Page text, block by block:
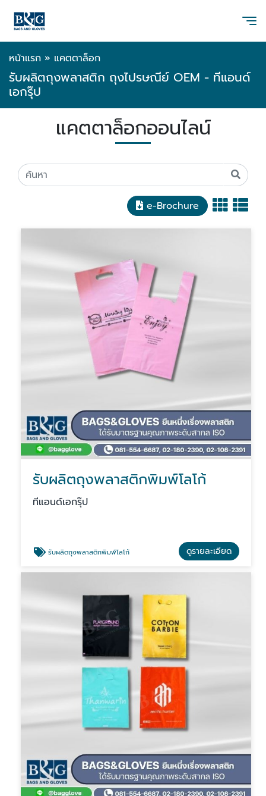
หน้าแรก » แคตตาล็อก
รับผลิตถุงพลาสติก ถุงไปรษณีย์ OEM - ทีแอนด์
เอกรุ๊ป
แคตตาล็อกออนไลน์
e-Brochure
รับผลิตถุงพลาสติกพิมพ์โลโก้
ทีแอนด์เอกรุ๊ป
รับผลิตถุงพลาสติกพิมพ์โลโก้ ดูรายละเอียด